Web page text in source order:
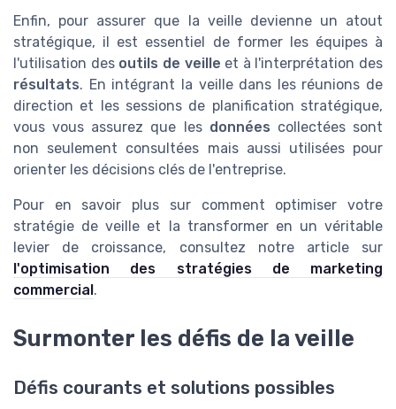
Enfin, pour assurer que la veille devienne un atout
stratégique, il est essentiel de former les équipes à
l'utilisation des outils de veille et à l'interprétation des
résultats. En intégrant la veille dans les réunions de
direction et les sessions de planification stratégique,
vous vous assurez que les données collectées sont
non seulement consultées mais aussi utilisées pour
orienter les décisions clés de l'entreprise.
Pour en savoir plus sur comment optimiser votre
stratégie de veille et la transformer en un véritable
levier de croissance, consultez notre article sur
l'optimisation des stratégies de marketing
commercial .
Surmonter les défis de la veille
Défis courants et solutions possibles